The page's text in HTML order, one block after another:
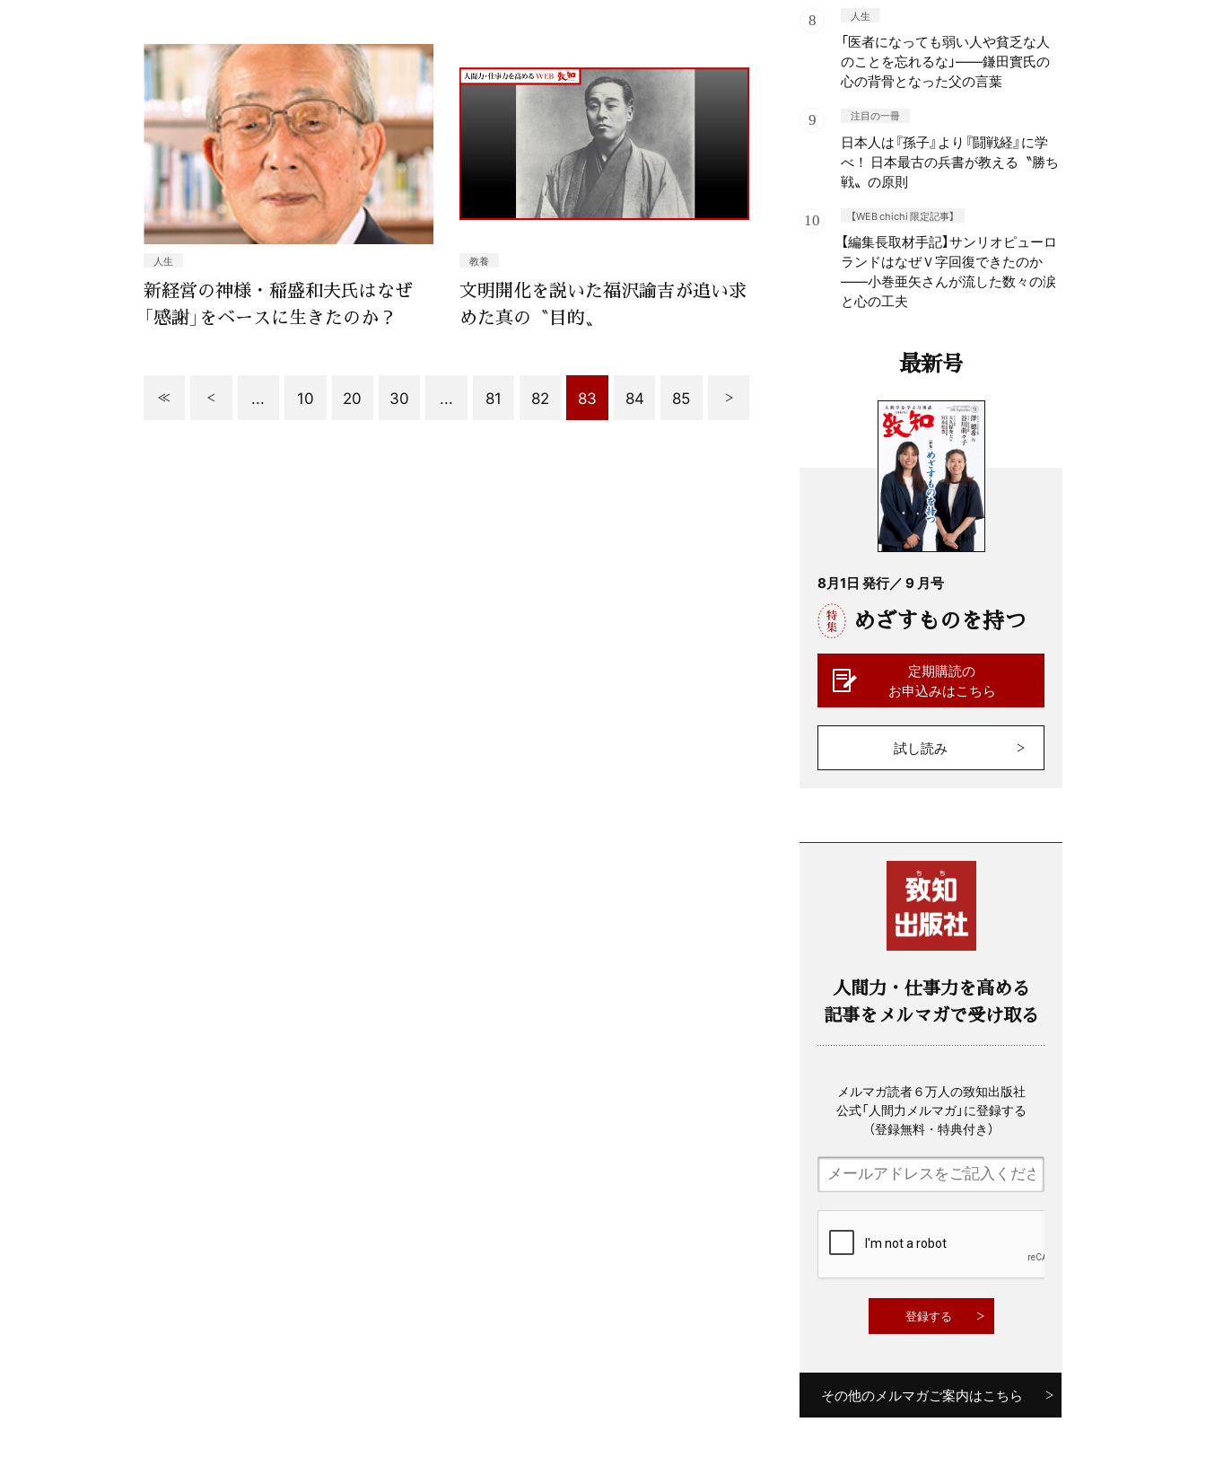
人生
新経営の神様・稲盛和夫氏はなぜ
「感謝」をベースに生きたのか？
教養
文明開化を説いた福沢諭吉が追い求
めた真の〝目的〟
... 10 20 30 ... 81 82 83 84 85
人生
「医者になっても弱い人や貧乏な人
のことを忘れるな」——鎌田實氏の
心の背骨となった父の言葉
注目の一冊
日本人は『孫子』より『闘戦経』に学
べ！ 日本最古の兵書が教える〝勝ち
戦〟の原則
【WEB chichi 限定記事】
【編集長取材手記】サンリオピューロ
ランドはなぜＶ字回復できたのか
——小巻亜矢さんが流した数々の涙
と心の工夫
最新号
8月1日 発行／ 9 月号
めざすものを持つ
定期購読の
お申込みはこちら
試し読み
人間力・仕事力を高める
記事をメルマガで受け取る
メルマガ読者６万人の致知出版社
公式「人間力メルマガ」に登録する
（登録無料・特典付き）
その他のメルマガご案内はこちら